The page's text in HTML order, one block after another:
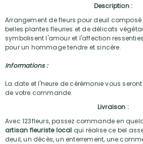
Description :
Arrangement de fleurs pour deuil
belles plantes fleuries et de délicats
symbolisent l'amour et l'affection
pour un hommage tendre et sincère.
Informations :
La date et l'heure de cérémonie vous
de votre commande.
Livraison :
Avec 123fleurs, passez commande en
artisan fleuriste local qui réalise ce bel
deuil, un décès, un enterrement, une